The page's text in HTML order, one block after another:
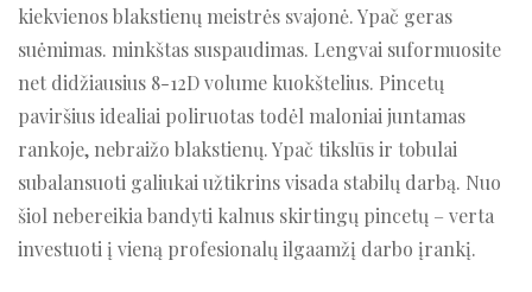
kiekvienos blakstienų meistrės svajonė. Ypač geras
suėmimas. minkštas suspaudimas. Lengvai suformuosite
net didžiausius 8-12D volume kuokštelius. Pincetų
paviršius idealiai poliruotas todėl maloniai juntamas
rankoje, nebraižo blakstienų. Ypač tikslūs ir tobulai
subalansuoti galiukai užtikrins visada stabilų darbą. Nuo
šiol nebereikia bandyti kalnus skirtingų pincetų – verta
investuoti į vieną profesionalų ilgaamžį darbo įrankį.